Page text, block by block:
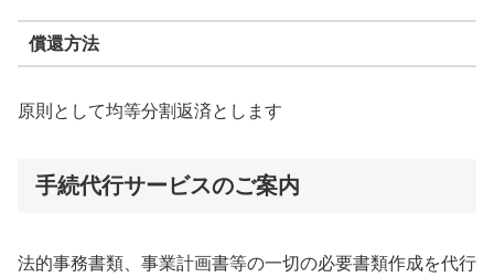
償還方法
原則として均等分割返済とします
手続代行サービスのご案内
法的事務書類、事業計画書等の一切の必要書類作成を代行